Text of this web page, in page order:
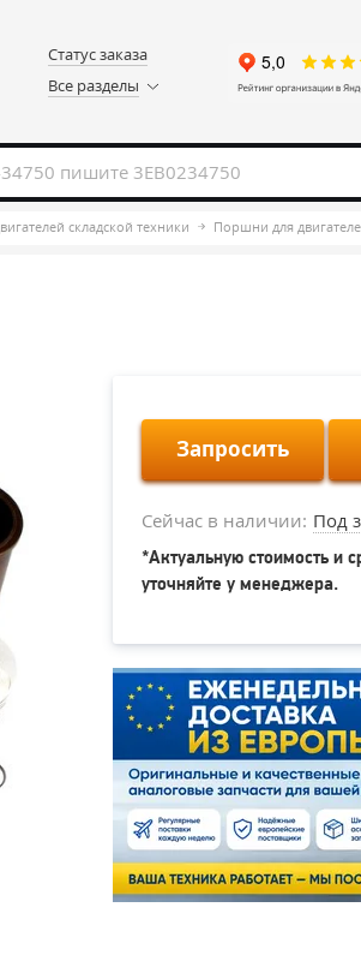
Статус заказа
Все разделы
складской техники Поршни для
Запросить
Сейчас в наличии: Под
*Актуальную стоимость и
уточняйте у менеджера.